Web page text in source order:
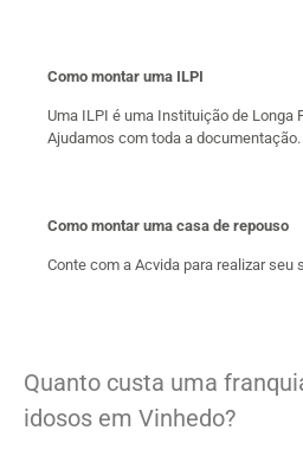
Como montar uma ILPI
Uma ILPI é uma Instituição de Longa
Ajudamos com toda a documentação.
Como montar uma casa de repouso
Conte com a Acvida para realizar seu
Quanto custa uma
idosos em Vinhedo?